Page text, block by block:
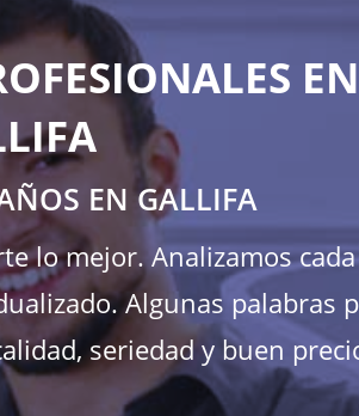
EN
EN GALLIFA
lo mejor. Analizamos cada
Algunas palabras
seriedad y buen